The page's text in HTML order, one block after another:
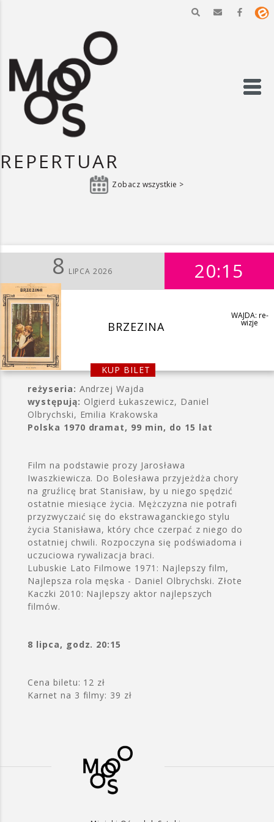
REPERTUAR
Zobacz wszystkie >
8 LIPCA 2026 20:15
BRZEZINA
KUP BILET
WAJDA: re-
wizje
reżyseria: Andrzej Wajda
występują: Olgierd Łukaszewicz, Daniel
Olbrychski, Emilia Krakowska
Polska 1970 dramat, 99 min, do 15 lat
Film na podstawie prozy Jarosława
Iwaszkiewicza. Do Bolesława przyjeżdża chory
na gruźlicę brat Stanisław, by u niego spędzić
ostatnie miesiące życia. Mężczyzna nie potrafi
przyzwyczaić się do ekstrawaganckiego stylu
życia Stanisława, który chce czerpać z niego do
ostatniej chwili. Rozpoczyna się podświadoma i
uczuciowa rywalizacja braci.
Lubuskie Lato Filmowe 1971: Najlepszy film,
Najlepsza rola męska - Daniel Olbrychski. Złote
Kaczki 2010: Najlepszy aktor najlepszych
filmów.
8 lipca, godz. 20:15
Cena biletu: 12 zł
Karnet na 3 filmy: 39 zł